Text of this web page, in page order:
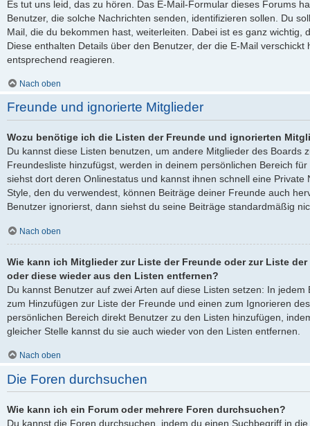
Es tut uns leid, das zu hören. Das E-Mail-Formular dieses Forums
Benutzer, die solche Nachrichten senden, identifizieren sollen. Du
Mail, die du bekommen hast, weiterleiten. Dabei ist es ganz wichtig,
Diese enthalten Details über den Benutzer, der die E-Mail
entsprechend reagieren.
Nach oben
Freunde und ignorierte Mitglieder
Wozu benötige ich die Listen der Freunde und ignorierten
Du kannst diese Listen benutzen, um andere Mitglieder des Boards
Freundesliste hinzufügst, werden in deinem persönlichen Bereich
siehst dort deren Onlinestatus und kannst ihnen schnell eine Private
Style, den du verwendest, können Beiträge deiner Freunde auch
Benutzer ignorierst, dann siehst du seine Beiträge standardmäßig
Nach oben
Wie kann ich Mitglieder zur Liste der Freunde oder zur Liste
oder diese wieder aus den Listen entfernen?
Du kannst Benutzer auf zwei Arten auf diese Listen setzen: In
zum Hinzufügen zur Liste der Freunde und einen zum Ignorieren
persönlichen Bereich direkt Benutzer zu den Listen hinzufügen,
gleicher Stelle kannst du sie auch wieder von den Listen entfernen.
Nach oben
Die Foren durchsuchen
Wie kann ich ein Forum oder mehrere Foren durchsuchen?
Du kannst die Foren durchsuchen, indem du einen Suchbegriff in